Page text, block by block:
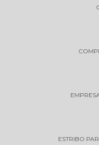
ESTRIBO